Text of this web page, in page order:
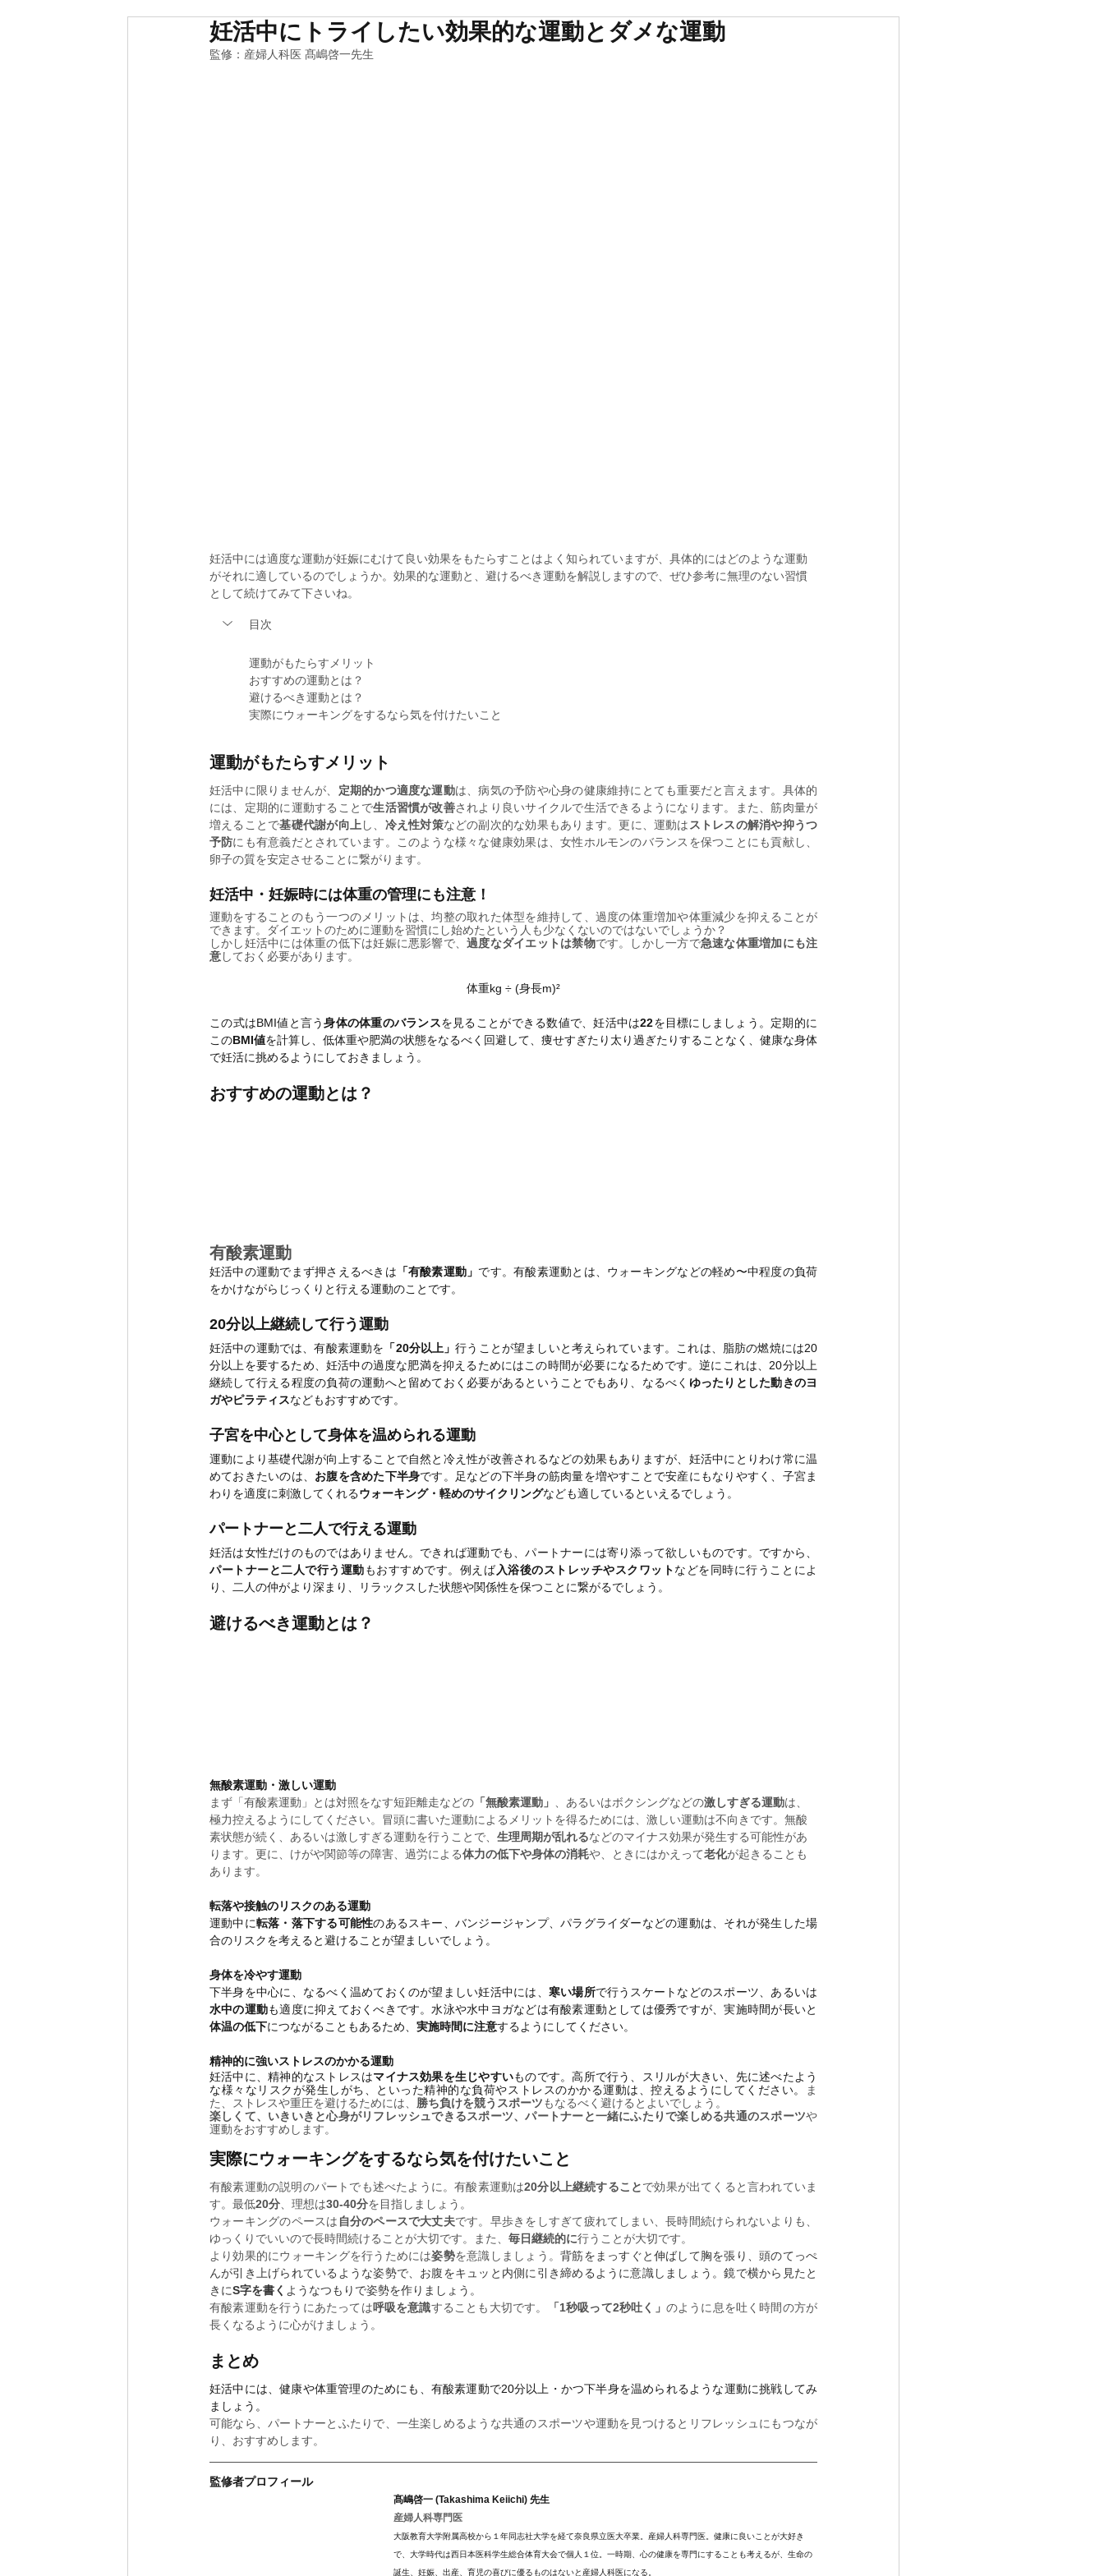
妊活中にトライしたい効果的な運動とダメな運動
監修：産婦人科医 髙嶋啓一先生
妊活中には適度な運動が妊娠にむけて良い効果をもたらすことはよく知られていますが、具体的にはどのような運動
がそれに適しているのでしょうか。効果的な運動と、避けるべき運動を解説しますので、ぜひ参考に無理のない習慣
として続けてみて下さいね。
目次
運動がもたらすメリット
おすすめの運動とは？
避けるべき運動とは？
実際にウォーキングをするなら気を付けたいこと
運動がもたらすメリット
妊活中に限りませんが、 定期的かつ適度な運動は、病気の予防や心身の健康維持にとても重要だと言えます。具体的
には、定期的に運動することで生活習慣が改善されより良いサイクルで生活できるようになります。また、筋肉量が
増えることで基礎代謝が向上 し、 冷え性対策などの副次的な効果もあります。更に、運動は ストレスの解消や抑うつ
予防にも有意義だとされています。このような様々な健康効果は、女性ホルモンのバランスを保つことにも貢献し、
卵子の質を安定させることに繋がります。
妊活中・妊娠時には体重の管理にも注意！
運動をすることのもう一つのメリットは、均整の取れた体型を維持して、過度の体重増加や体重減少を抑えることが
できます。ダイエットのために運動を習慣にし始めたという人も少なくないのではないでしょうか？
しかし妊活中には体重の低下は妊娠に悪影響で、過度なダイエットは禁物です。しかし一方で急速な体重増加にも注
意しておく必要があります。
体重kg ÷ (身長m)²
この式はBMI値と言う身体の体重のバランスを見ることができる数値で、妊活中は22を目標にしましょう。定期的に
このBMI値を計算し、低体重や肥満の状態をなるべく回避して、痩せすぎたり太り過ぎたりすることなく、健康な身体
で妊活に挑めるようにしておきましょう。
おすすめの運動とは？
有酸素運動
妊活中の運動でまず押さえるべきは 「有酸素運動」 です。有酸素運動とは、ウォーキングなどの軽め〜中程度の負荷
をかけながらじっくりと行える運動のことです。
20分以上継続して行う運動
妊活中の運動では、有酸素運動を 「20分以上」行うことが望ましいと考えられています。これは、脂肪の燃焼には20
分以上を要するため、妊活中の過度な肥満を抑えるためにはこの時間が必要になるためです。逆にこれは、20分以上
継続して行える程度の負荷の運動へと留めておく必要があるということでもあり、なるべく ゆったりとした動きのヨ
ガやピラティスなどもおすすめです。
子宮を中心として身体を温められる運動
運動により基礎代謝が向上することで自然と冷え性が改善されるなどの効果もありますが、妊活中にとりわけ常に温
めておきたいのは、 お腹を含めた下半身です。足などの下半身の筋肉量を増やすことで安産にもなりやすく、子宮ま
わりを適度に刺激してくれるウォーキング・軽めのサイクリングなども適しているといえるでしょう。
パートナーと二人で行える運動
妊活は女性だけのものではありません。できれば運動でも、パートナーには寄り添って欲しいものです。ですから、
パートナーと二人で行う運動もおすすめです。例えば入浴後のストレッチやスクワットなどを同時に行うことによ
り、二人の仲がより深まり、リラックスした状態や関係性を保つことに繋がるでしょう。
避けるべき運動とは？
無酸素運動・激しい運動
まず「有酸素運動」とは対照をなす短距離走などの 「無酸素運動」 、あるいはボクシングなどの激しすぎる運動は、
極力控えるようにしてください。冒頭に書いた運動によるメリットを得るためには、激しい運動は不向きです。無酸
素状態が続く、あるいは激しすぎる運動を行うことで、 生理周期が乱れるなどのマイナス効果が発生する可能性があ
ります。更に、けがや関節等の障害、過労による体力の低下や身体の消耗や、ときにはかえって老化が起きることも
あります。
転落や接触のリスクのある運動
運動中に転落・落下する可能性のあるスキー、バンジージャンプ、パラグライダーなどの運動は、それが発生した場
合のリスクを考えると避けることが望ましいでしょう。
身体を冷やす運動
下半身を中心に、なるべく温めておくのが望ましい妊活中には、 寒い場所で行うスケートなどのスポーツ、あるいは
水中の運動も適度に抑えておくべきです。水泳や水中ヨガなどは有酸素運動としては優秀ですが、実施時間が長いと
体温の低下につながることもあるため、 実施時間に注意するようにしてください。
精神的に強いストレスのかかる運動
妊活中に、精神的なストレスはマイナス効果を生じやすいものです。高所で行う、スリルが大きい、先に述べたよう
な様々なリスクが発生しがち、といった精神的な負荷やストレスのかかる運動は、控えるようにしてください。
ま
た、ストレスや重圧を避けるためには、 勝ち負けを競うスポーツもなるべく避けるとよいでしょう。
楽しくて、いきいきと心身がリフレッシュできるスポーツ、パートナーと一緒にふたりで楽しめる共通のスポーツや
運動をおすすめします。
実際にウォーキングをするなら気を付けたいこと
有酸素運動の説明のパートでも述べたように。有酸素運動は20分以上継続することで効果が出てくると言われていま
す。最低20分 、理想は30-40分を目指しましょう。
ウォーキングのペースは 自分のペースで大丈夫です。早歩きをしすぎて疲れてしまい、長時間続けられないよりも、
ゆっくりでいいので長時間続けることが大切です。また、 毎日継続的に行うことが大切です。
より効果的にウォーキングを行うためには姿勢を意識しましょう。背筋をまっすぐと伸ばして胸を張り、頭のてっぺ
んが引き上げられているような姿勢で、お腹をキュッと内側に引き締めるように意識しましょう。鏡で横から見たと
きにS字を書く ようなつもりで姿勢を作りましょう。
有酸素運動を行うにあたっては呼吸を意識することも大切です。 「1秒吸って2秒吐く」 のように息を吐く時間の方が
長くなるように心がけましょう。
まとめ
妊活中には、健康や体重管理のためにも、有酸素運動で20分以上・かつ下半身を温められるような運動に挑戦してみ
ましょう。
可能なら、パートナーとふたりで、一生楽しめるような共通のスポーツや運動を見つけるとリフレッシュにもつなが
り、おすすめします。
監修者プロフィール
髙嶋啓一 (Takashima Keiichi) 先生
産婦人科専門医
大阪教育大学附属高校から１年同志社大学を経て奈良県立医大卒業。産婦人科専門医。健康に良いことが大好き
で、大学時代は西日本医科学生総合体育大会で個人１位。一時期、心の健康を専門にすることも考えるが、生命の
誕生、妊娠、出産、育児の喜びに優るものはないと産婦人科医になる。